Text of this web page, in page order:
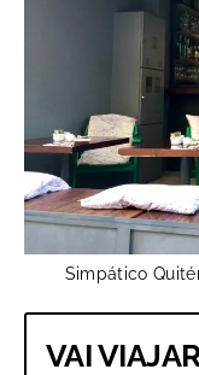
Simpático
VAI